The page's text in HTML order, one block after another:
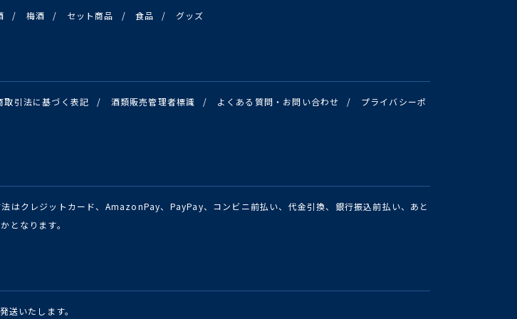
/ 梅酒 / セット商品 / 食品 / グッズ
取引法に基づく表記 / 酒類販売管理者標識 / よくある質問・お問い合わせ /
プライバシーポ
はクレジットカード、AmazonPay、PayPay、コンビニ前払い、代金引換、銀行振込前払い、あと
となります。
送いたします。